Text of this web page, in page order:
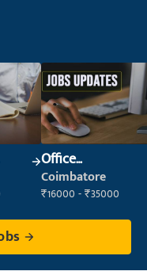
Office
Administrator
Coimbatore
₹16000 - ₹35000